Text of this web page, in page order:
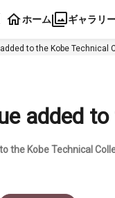
ホーム ギャラリ
to the Kobe Technical
added
the Kobe Technical